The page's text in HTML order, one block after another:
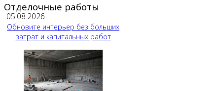
Отделочные работы
05.08.2026
Обновите интерьер без больших
затрат и капитальных работ